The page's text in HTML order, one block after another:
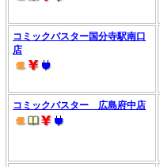
コミックバスター国分寺駅南口
店
コミックバスター 広島府中店